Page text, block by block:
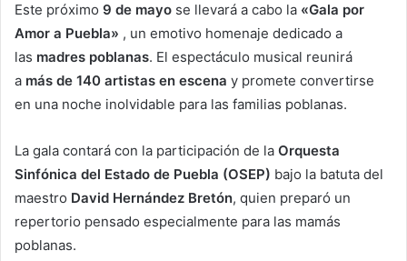
Este próximo 9 de mayo se llevará a cabo la «Gala por
Amor a Puebla» , un emotivo homenaje dedicado a
las madres poblanas. El espectáculo musical reunirá
a más de 140 artistas en escena y promete convertirse
en una noche inolvidable para las familias poblanas.
La gala contará con la participación de la Orquesta
Sinfónica del Estado de Puebla (OSEP) bajo la batuta del
maestro David Hernández Bretón, quien preparó un
repertorio pensado especialmente para las mamás
poblanas.